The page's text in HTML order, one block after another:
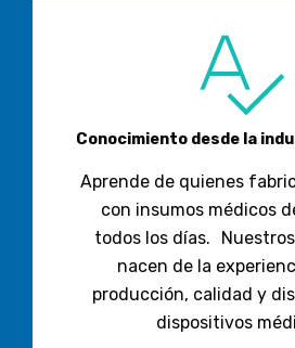
Conocimiento desde la
Aprende de quienes
con insumos médicos
todos los días.
nacen de la
producción, calidad y
dispositivos